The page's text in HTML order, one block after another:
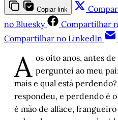
Copiar link
no Bluesky
Compartilhar
Compartilhar no LinkedIn
A os oito anos, antes
perguntei ao meu
mais e qual está
respondeu, e perdendo é
é mão de alface,